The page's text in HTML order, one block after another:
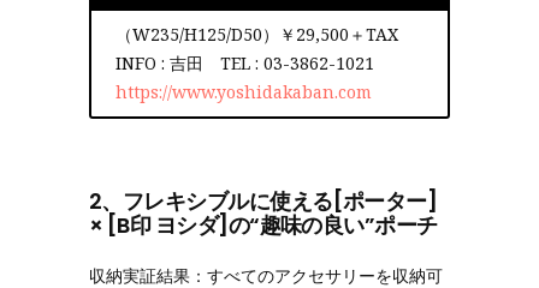
（W235/H125/D50）￥29,500＋TAX
INFO : 吉田 TEL : 03-3862-1021
https://www.yoshidakaban.com
2、フレキシブルに使える[ポーター]
× [B印 ヨシダ]の“趣味の良い”ポーチ
収納実証結果：すべてのアクセサリーを収納可